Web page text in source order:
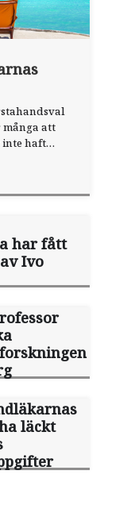
många att
inte haft
har fått
Ivo
läckt